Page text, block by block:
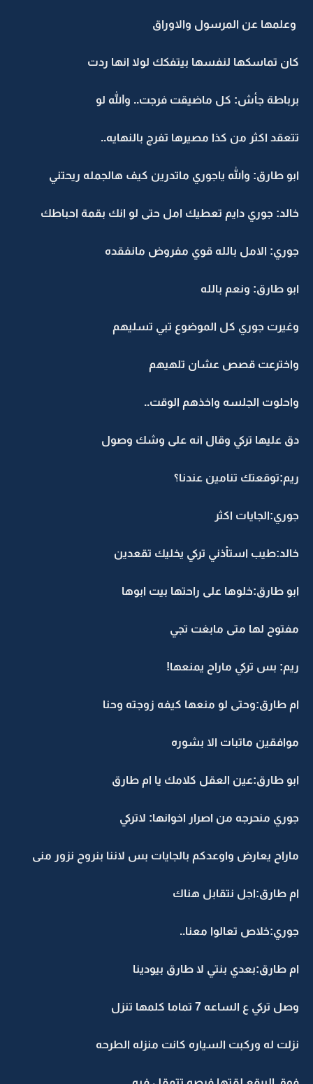
وعلمها عن المرسول والاوراق
كان تماسكها لنفسها بيتفكك لولا انها ردت
برباطة جأش: كل ماضيقت فرجت.. والله لو
تتعقد اكثر من كذا مصيرها تفرج بالنهايه..
ابو طارق: والله ياجوري ماتدرين كيف هالجمله ريحتني
خالد: جوري دايم تعطيك امل حتى لو انك بقمة احباطك
جوري: الامل بالله قوي مفروض مانفقده
ابو طارق: ونعم بالله
وغيرت جوري كل الموضوع تبي تسليهم
واخترعت قصص عشان تلهيهم
واحلوت الجلسه واخذهم الوقت..
دق عليها تركي وقال انه على وشك وصول
ريم:توقعتك تنامين عندنا؟
جوري:الجايات اكثر
خالد:طيب استأذني تركي يخليك تقعدين
ابو طارق:خلوها على راحتها بيت ابوها
مفتوح لها متى مابغت تجي
ريم: بس تركي ماراح يمنعها!
ام طارق:وحتى لو منعها كيفه زوجته وحنا
موافقين ماتبات الا بشوره
ابو طارق:عين العقل كلامك يا ام طارق
جوري منحرجه من اصرار اخوانها: لاتركي
ماراح يعارض واوعدكم بالجايات بس لاننا بنروح نزور منى
ام طارق:اجل نتقابل هناك
جوري:خلاص تعالوا معنا..
ام طارق:بعدي بنتي لا طارق بيودينا
وصل تركي ع الساعه 7 تماما كلمها تنزل
نزلت له وركبت السياره كانت منزله الطرحه